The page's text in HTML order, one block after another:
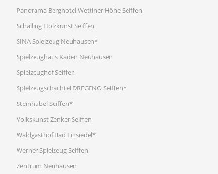
Panorama Berghotel Wettiner Höhe Seiffen
Schalling Holzkunst Seiffen
SINA Spielzeug Neuhausen*
Spielzeughaus Kaden Neuhausen
Spielzeughof Seiffen
Spielzeugschachtel DREGENO Seiffen*
Steinhübel Seiffen*
Volkskunst Zenker Seiffen
Waldgasthof Bad Einsiedel*
Werner Spielzeug Seiffen
Zentrum Neuhausen